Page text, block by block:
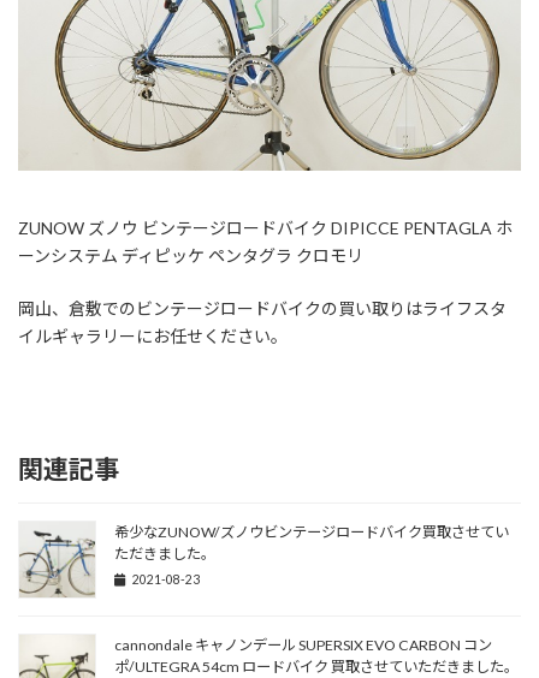
ZUNOW ズノウ ビンテージロードバイク DIPICCE PENTAGLA ホ
ーンシステム ディピッケ ペンタグラ クロモリ
岡山、倉敷でのビンテージロードバイクの買い取りはライフスタ
イルギャラリーにお任せください。
関連記事
希少なZUNOW/ズノウビンテージロードバイク買取させてい
ただきました。
2021-08-23
cannondale キャノンデール SUPERSIX EVO CARBON コン
ポ/ULTEGRA 54cm ロードバイク 買取させていただきました。